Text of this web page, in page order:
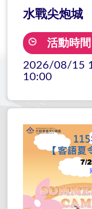
水戰尖炮城
活動時間
2026/08/15
10:00